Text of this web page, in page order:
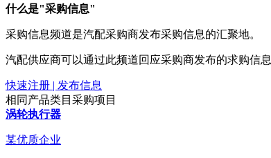
什么是"采购信息"
采购信息频道是汽配采购商发布采购信息的汇聚地。
汽配供应商可以通过此频道回应采购商发布的求购信息
快速注册 | 发布信息
相同产品类目采购项目
涡轮执行器
某优质企业